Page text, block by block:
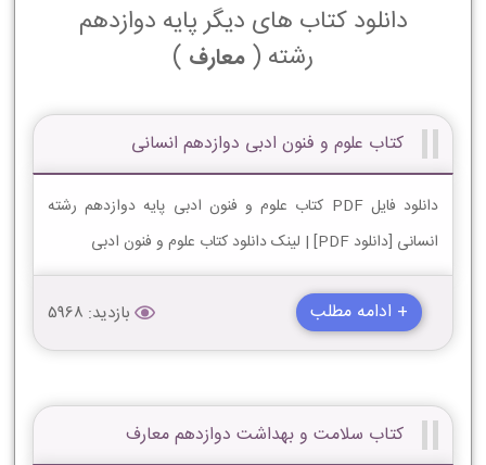
دانلود کتاب های دیگر پایه دوازدهم
رشته ( معارف )
کتاب علوم و فنون ادبی دوازدهم انسانی
دانلود فایل PDF کتاب علوم و فنون ادبی پایه دوازدهم رشته
انسانی [دانلود PDF] | لینک دانلود کتاب علوم و فنون ادبی
+ ادامه مطلب بازدید: 5968
کتاب سلامت و بهداشت دوازدهم معارف